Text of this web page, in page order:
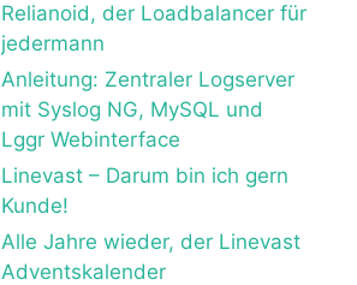
Relianoid, der Loadbalancer für
jedermann
Anleitung: Zentraler Logserver
mit Syslog NG, MySQL und
Lggr Webinterface
Linevast – Darum bin ich gern
Kunde!
Alle Jahre wieder, der Linevast
Adventskalender